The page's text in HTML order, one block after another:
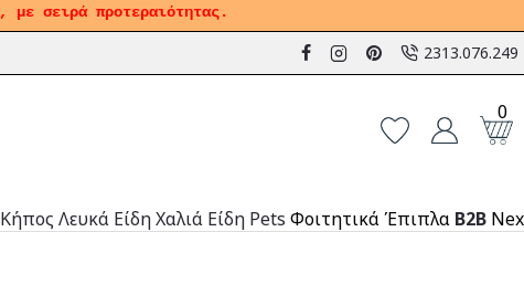
με σειρά προτεραιότητας.
2313.076.249
0
Κήπος Λευκά ΕίδηΧαλιά Είδη Pets Φοιτητικά Έπιπλα B2B